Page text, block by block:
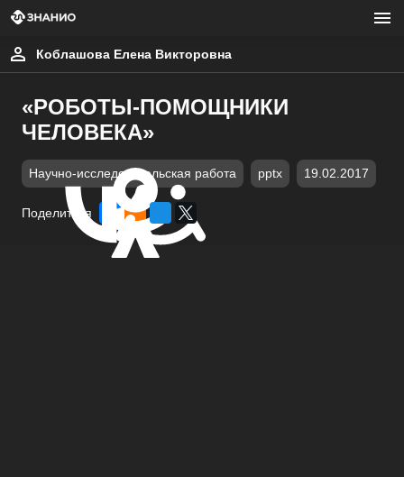
Коблашова Елена Викторовна
«РОБОТЫ-ПОМОЩНИКИ
ЧЕЛОВЕКА»
Научно-исследовательская работа pptx 19.02.2017
Поделиться